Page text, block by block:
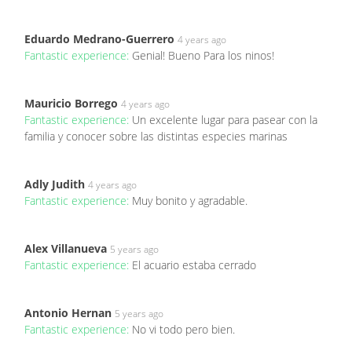
Eduardo Medrano-Guerrero 4 years ago
Fantastic experience: Genial! Bueno Para los ninos!
Mauricio Borrego 4 years ago
Fantastic experience: Un excelente lugar para pasear con la
familia y conocer sobre las distintas especies marinas
Adly Judith 4 years ago
Fantastic experience: Muy bonito y agradable.
Alex Villanueva 5 years ago
Fantastic experience: El acuario estaba cerrado
Antonio Hernan 5 years ago
Fantastic experience: No vi todo pero bien.